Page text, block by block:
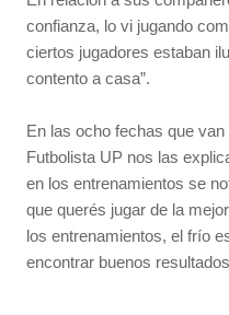
confianza, lo vi jugando
ciertos jugadores estaban
contento a casa”.
En las ocho fechas que
Futbolista UP nos las
en los entrenamientos se
que querés jugar de la
los entrenamientos, el frío
encontrar buenos